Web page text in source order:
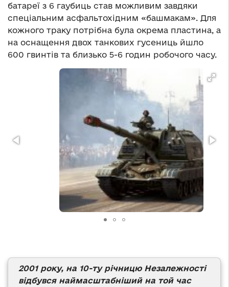
батареї з 6 гаубиць став можливим завдяки
спеціальним асфальтохідним «башмакам». Для
кожного траку потрібна була окрема пластина, а
на оснащення двох танкових гусениць йшло
600 гвинтів та близько 5-6 годин робочого часу.
2001 року, на 10-ту річницю Незалежності
відбувся наймасштабніший на той час